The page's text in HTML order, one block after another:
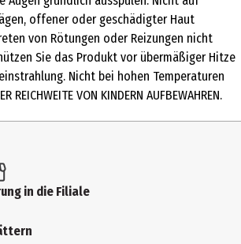
Ethylhexyl Stearate, PEG-10 Isostearate,
Synthetic Wax, 1,2-Hexanediol,
Glycol, Olea Europaea Fruit Oil, Centella
Chinensis Seed Oil, Onsen-Sui,
offener oder geschädigter Haut
von Rötungen oder Reizungen nicht
Sie das Produkt vor übermäßiger Hitze
Nicht bei hohen Temperaturen
REICHWEITE VON KINDERN AUFBEWAHREN.
in die Filiale